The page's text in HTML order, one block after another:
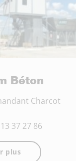
Béton
Charcot
37 27 86
plus